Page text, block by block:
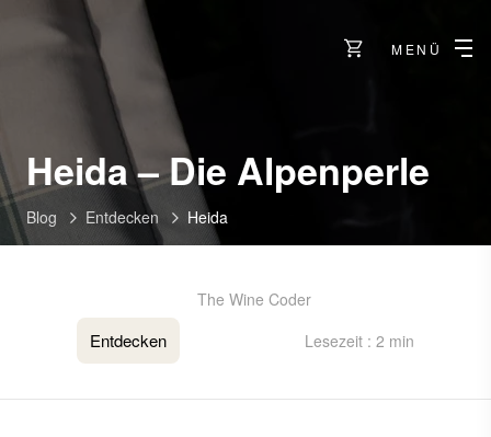
MENÜ
Heida – Die Alpenperle
Blog Entdecken Heida
Entdecken Lesezeit : 2 min
The Wine Coder